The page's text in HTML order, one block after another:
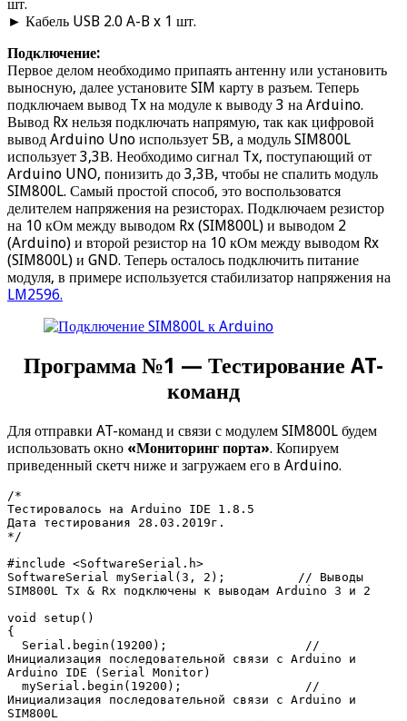
шт.
► Кабель USB 2.0 A-B x 1 шт.
Подключение:
Первое делом необходимо припаять антенну или установить
выносную, далее установите SIM карту в разъем. Теперь
подключаем вывод Tx на модуле к выводу 3 на Arduino.
Вывод Rx нельзя подключать напрямую, так как цифровой
вывод Arduino Uno использует 5В, а модуль SIM800L
использует 3,3В. Необходимо сигнал Tx, поступающий от
Arduino UNO, понизить до 3,3В, чтобы не спалить модуль
SIM800L. Самый простой способ, это воспользоватся
делителем напряжения на резисторах. Подключаем резистор
на 10 кОм между выводом Rx (SIM800L) и выводом 2
(Arduino) и второй резистор на 10 кОм между выводом Rx
(SIM800L) и GND. Теперь осталось подключить питание
модуля, в примере используется стабилизатор напряжения на
LM2596.
Программа №1 — Тестирование AT-
команд
Для отправки AT-команд и связи с модулем SIM800L будем
использовать окно «Мониторинг порта». Копируем
приведенный скетч ниже и загружаем его в Arduino.
/*
Тестировалось на Arduino IDE 1.8.5
Дата тестирования 28.03.2019г.
*/
#include <SoftwareSerial.h>
SoftwareSerial mySerial(3, 2);          // Выводы
SIM800L Tx & Rx подключены к выводам Arduino 3 и 2
void setup()
{
Инициализация последовательной связи с Arduino и
Arduino IDE (Serial Monitor)
Инициализация последовательной связи с Arduino и
SIM800L